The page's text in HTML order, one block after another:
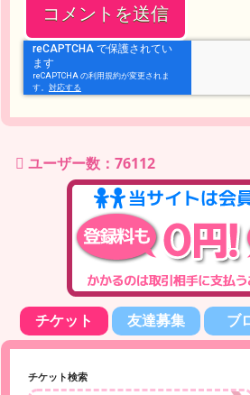
ユーザー数：76112
チケット 友達募集 ブ
チケット検索